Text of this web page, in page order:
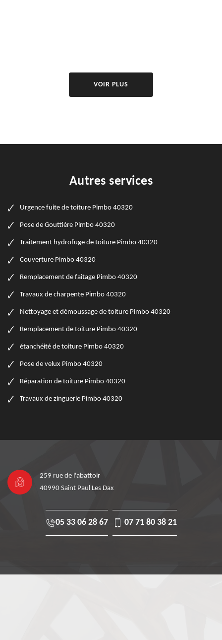
VOIR PLUS
Autres services
Urgence fuite de toiture Pimbo 40320
Pose de Gouttière Pimbo 40320
Traitement hydrofuge de toiture Pimbo 40320
Couverture Pimbo 40320
Remplacement de faitage Pimbo 40320
Travaux de charpente Pimbo 40320
Nettoyage et démoussage de toiture Pimbo 40320
Remplacement de toiture Pimbo 40320
étanchéité de toiture Pimbo 40320
Pose de velux Pimbo 40320
Réparation de toiture Pimbo 40320
Travaux de zinguerie Pimbo 40320
259 rue de l'abattoir
40990 Saint Paul Les Dax
05 33 06 28 67 07 71 80 38 21